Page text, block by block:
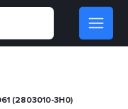
(2803010-3H0)